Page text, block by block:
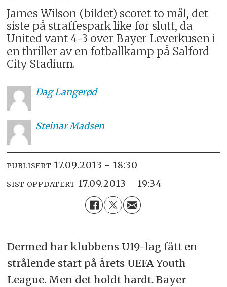
James Wilson (bildet) scoret to mål, det
siste på straffespark like før slutt, da
United vant 4-3 over Bayer Leverkusen i
en thriller av en fotballkamp på Salford
City Stadium.
DagLangerød
SteinarMadsen
PUBLISERT 17.09.2013 - 18:30
SIST OPPDATERT 17.09.2013 - 19:34
Dermed har klubbens U19-lag fått en
strålende start på årets UEFA Youth
League. Men det holdt hardt. Bayer